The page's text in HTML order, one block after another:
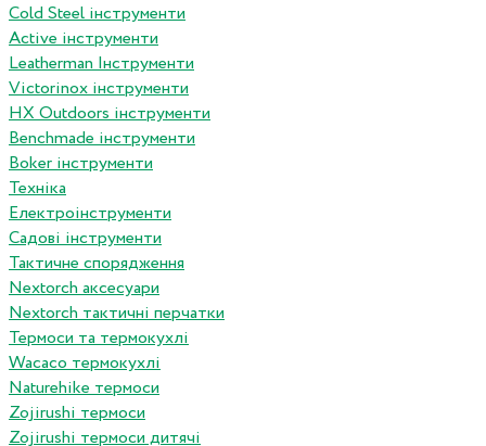
Сold Steel інструменти
Active інструменти
Leatherman Інструменти
Victorinox інструменти
HX Outdoors інструменти
Benchmade інструменти
Boker інструменти
Техніка
Електроінструменти
Садові інструменти
Тактичне спорядження
Nextorch аксесуари
Nextorch тактичні перчатки
Термоси та термокухлі
Wacaco термокухлі
Naturehike термоси
Zojirushi термоси
Zojirushi термоси дитячі